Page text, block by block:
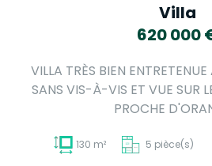
Villa
620 000
VILLA TRÈS BIEN
SANS VIS-À-VIS ET VUE SUR
PROCHE
130 m² 5 pièce(s)